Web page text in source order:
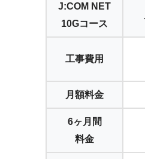
J:COM NET
10Gコース
工事費用
月額料金
6ヶ月間
料金